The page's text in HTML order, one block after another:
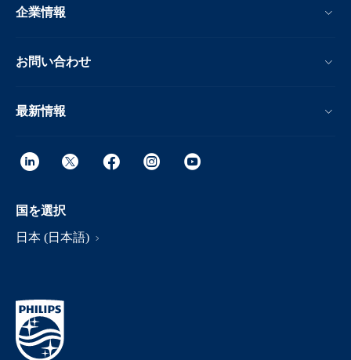
企業情報
お問い合わせ
最新情報
国を選択
日本 (日本語)